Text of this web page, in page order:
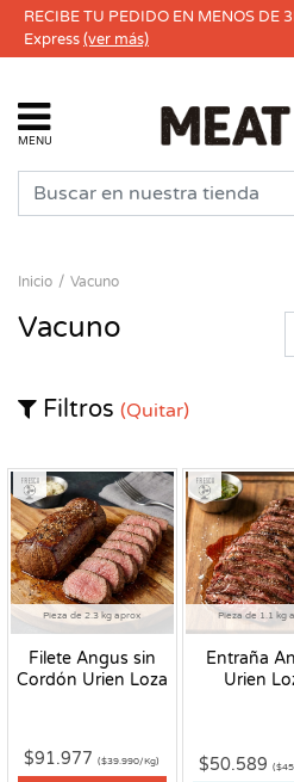
RECIBE TU PEDIDO EN MENOS DE
Express(ver más)
MENU
Inicio Vacuno
Vacuno
Filtros (Quitar)
Pieza de 2.3 kg aprox
Filete Angus sin
Cordón Urien Loza
Fresco
$91.977($39.990/Kg)
Pieza de 1.1 kg
Entraña
Urien
Fresco
$50.589